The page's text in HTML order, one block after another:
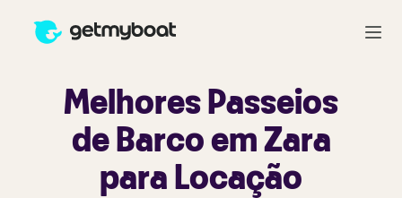
Melhores Passeios
de Barco em Zara
para Locação